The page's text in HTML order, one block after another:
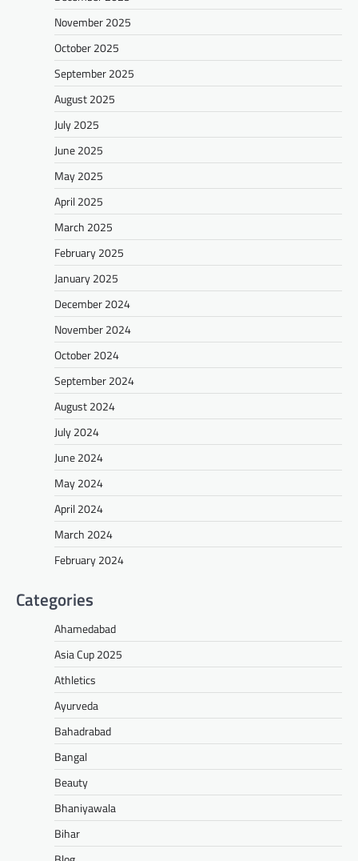
November 2025
October 2025
September 2025
August 2025
July 2025
June 2025
May 2025
April 2025
March 2025
February 2025
January 2025
December 2024
November 2024
October 2024
September 2024
August 2024
July 2024
June 2024
May 2024
April 2024
March 2024
February 2024
Categories
Ahamedabad
Asia Cup 2025
Athletics
Ayurveda
Bahadrabad
Bangal
Beauty
Bhaniyawala
Bihar